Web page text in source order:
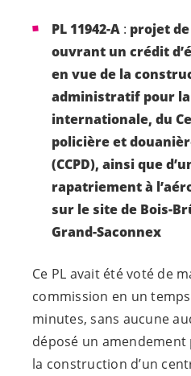
PL 11942-A : projet de
ouvrant un crédit
en vue de la
administratif pour
internationale, du
policière et
(CCPD), ainsi que
rapatriement à
sur le site de Bois-
Grand-Saconnex
Ce PL avait été voté de
commission en un
minutes, sans aucune
déposé un
la construction d’un